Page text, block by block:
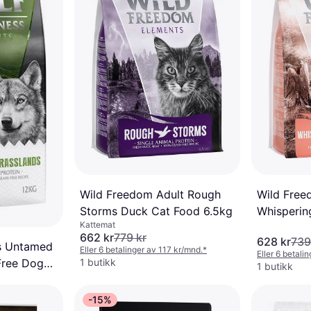
Untamed
Dog
mnd.
Wild Freedom Adult Rough
Storms Duck Cat Food 6.5kg
Kattemat
662 kr779 kr
Eller 6 betalinger av 117 kr/mnd.*
1 butikk
Wild
628 kr
Eller 6
1 butikk
-15%